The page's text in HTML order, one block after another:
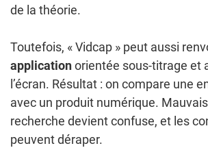
de la théorie.
Toutefois, « Vidcap » peut aussi
applicationorientée sous-titrage et
l’écran. Résultat : on compare une
avec un produit numérique.
recherche devient confuse, et les
peuvent déraper.